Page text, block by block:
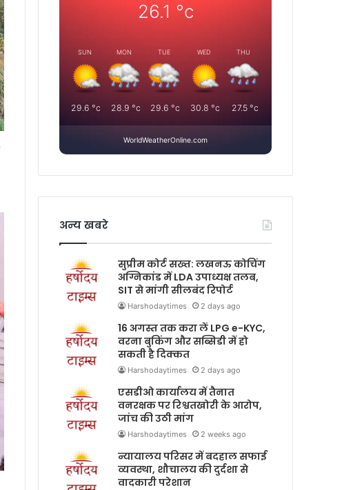
26.1 °c
SUN
29.6 °c
MON
28.9 °c
TUE
29.6 °c
WED
30.8 °c
THU
27.5°c
WorldWeatherOnline.com
अन्य खबरे
सुप्रीम कोर्ट सख्त: लखनऊ कोचिंग
अग्निकांड में LDA उपाध्यक्ष तलब,
SIT से मांगी सीलबंद रिपोर्ट
Harshodaytimes 2 days ago
16 अगस्त तक करा लें LPG e-KYC,
वरना बुकिंग और सब्सिडी में हो
सकती है दिक्कत
Harshodaytimes 2 days ago
एसडीओ कार्यालय में तैनात
वनरक्षक पर रिश्वतखोरी के आरोप,
जांच की उठी मांग
Harshodaytimes 2 weeks ago
न्यायालय परिसर में बदहाल सफाई
व्यवस्था, शौचालय की दुर्दशा से
वादकारी परेशान